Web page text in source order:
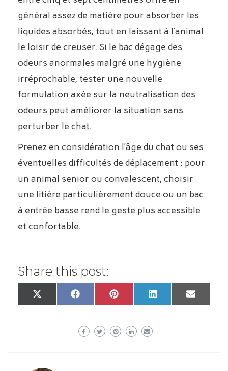
général assez de matière pour absorber les
liquides absorbés, tout en laissant à l’animal
le loisir de creuser. Si le bac dégage des
odeurs anormales malgré une hygiène
irréprochable, tester une nouvelle
formulation axée sur la neutralisation des
odeurs peut améliorer la situation sans
perturber le chat.
Prenez en considération l’âge du chat ou ses
éventuelles difficultés de déplacement : pour
un animal senior ou convalescent, choisir
une litière particulièrement douce ou un bac
à entrée basse rend le geste plus accessible
et confortable.
Share this post:
Share
on
X
(Twitter)
Share
on
FacebookShare
on
PinterestShare
on
LinkedIn Share
on
Email